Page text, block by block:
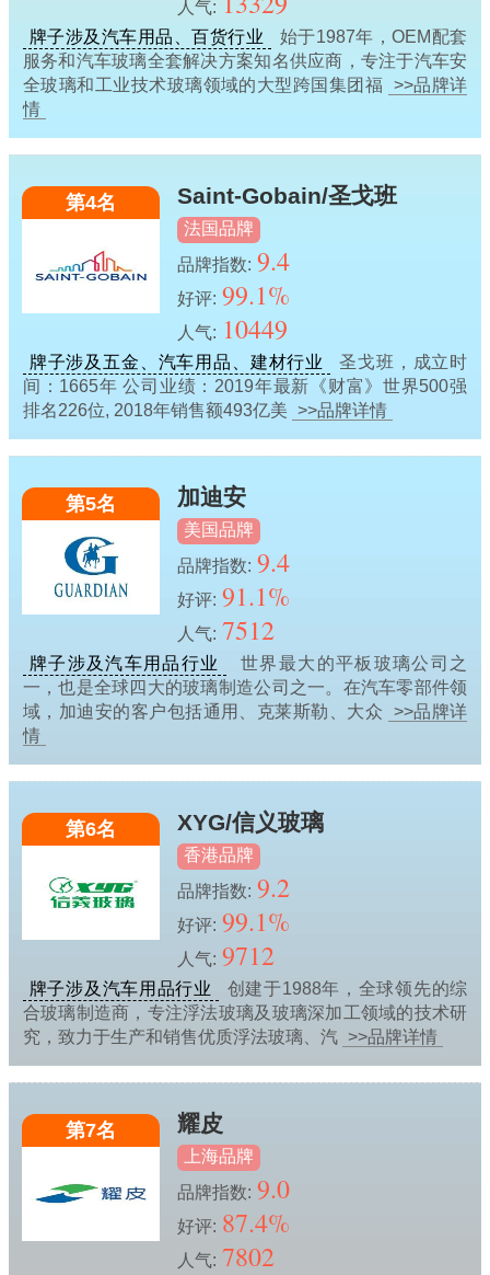
人气:
牌子涉及汽车用品、百货行业
始于1987年，OEM配套
服务和汽车玻璃全套解决方案知名供应商，专注于汽车安
全玻璃和工业技术玻璃领域的大型跨国集团福
>>品牌详
情
第4名 Saint-Gobain/圣戈班
法国品牌
品牌指数: 9.4
好评: 99.1%
人气: 10449
牌子涉及五金、汽车用品、建材行业
圣戈班，成立时
间：1665年 公司业绩：2019年最新《财富》世界500强
排名226位, 2018年销售额493亿美 >>品牌详情
第5名 加迪安
美国品牌
品牌指数: 9.4
好评: 91.1%
人气: 7512
牌子涉及汽车用品行业
世界最大的平板玻璃公司之
一，也是全球四大的玻璃制造公司之一。在汽车零部件领
域，加迪安的客户包括通用、克莱斯勒、大众
>>品牌详
情
第6名 XYG/信义玻璃
香港品牌
品牌指数: 9.2
好评: 99.1%
人气: 9712
牌子涉及汽车用品行业
创建于1988年，全球领先的综
合玻璃制造商，专注浮法玻璃及玻璃深加工领域的技术研
究，致力于生产和销售优质浮法玻璃、汽 >>品牌详情
第7名 耀皮
上海品牌
品牌指数: 9.0
好评: 87.4%
人气: 7802